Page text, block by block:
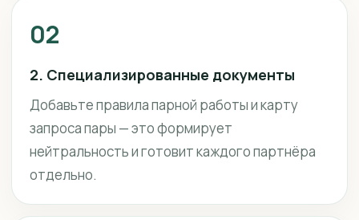
02
2. Специализированные документы
Добавьте правила парной работы и карту
запроса пары — это формирует
нейтральность и готовит каждого партнёра
отдельно.